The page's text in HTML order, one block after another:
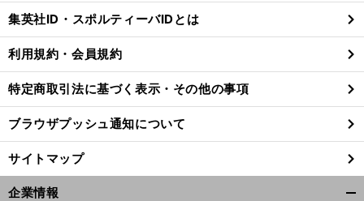
る
集英社ID・スポルティーバIDとは
利用規約・会員規約
特定商取引法に基づく表示・その他の事項
ブラウザプッシュ通知について
サイトマップ
企業情報